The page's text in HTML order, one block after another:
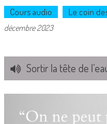
Cours audio Le coin
décembre 2023
Sortir la tête de